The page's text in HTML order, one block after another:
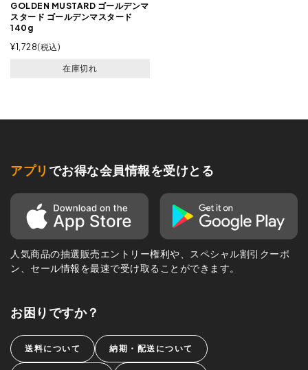
GOLDEN MUSTARD ゴールデンマ
スタード ゴールデンマスタード
140g
¥1,728 税込
在庫切れ
アプリ でお得な会員情報を受けとる
人気商品の抽選販売エントリー権利や、スペシャル割引クーポ
ン、セール情報を最速で受け取ることができます。
お困りですか？
送料について 納期・配送について